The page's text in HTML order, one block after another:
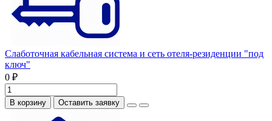
Слаботочная кабельная система и сеть отеля-резиденции "под
ключ"
0 ₽
В корзину Оставить заявку